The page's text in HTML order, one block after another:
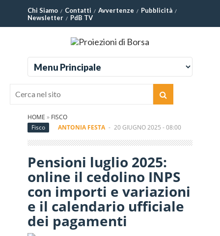
Chi Siamo Contatti Avvertenze
Pubblicità
Newsletter
PdB TV
HOME » FISCO
Fisco
ANTONIA FESTA - 20 GIUGNO 2025 - 08:00
Pensioni luglio 2025:
online il cedolino INPS
con importi e variazioni
e il calendario ufficiale
dei pagamenti